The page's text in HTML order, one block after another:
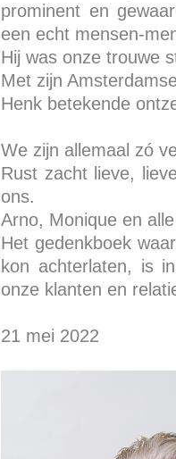
prominent en
een echt mensen-
Hij was onze trouwe
Met zijn
Henk betekende
We zijn allemaal zó
Rust zacht lieve,
ons.
Arno, Monique en
Het gedenkboek
kon achterlaten, is
onze klanten en
21 mei 2022